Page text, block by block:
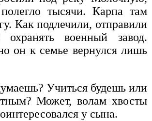
тысячи. Карпа там
Как подлечили, отправили
военный завод.
он к семье вернулся лишь
Учиться будешь или
Может, волам хвосты
у сына.